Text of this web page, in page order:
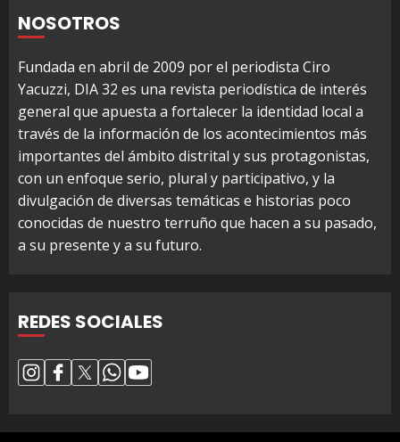
NOSOTROS
Fundada en abril de 2009 por el periodista Ciro
Yacuzzi, DIA 32 es una revista periodística de interés
general que apuesta a fortalecer la identidad local a
través de la información de los acontecimientos más
importantes del ámbito distrital y sus protagonistas,
con un enfoque serio, plural y participativo, y la
divulgación de diversas temáticas e historias poco
conocidas de nuestro terruño que hacen a su pasado,
a su presente y a su futuro.
REDES SOCIALES